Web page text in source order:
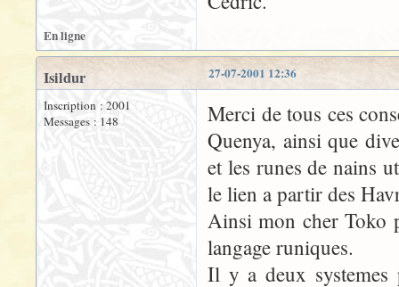
En ligne
27-07-2001 12:36
Isildur
Inscription : 2001
Messages : 148
Merci de tous ces
Quenya, ainsi que
et les runes de nains
le lien a partir des
Ainsi mon cher Toko
langage runiques.
Il y a deux systemes